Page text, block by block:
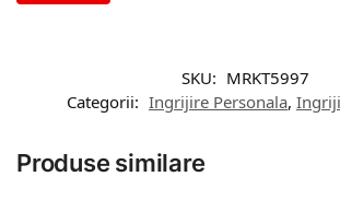
SKU: MRKT5997
Categorii: Ingrijire Personala,
Produse similare